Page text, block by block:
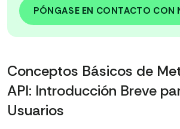
Una de esas es la API de Redes
Data365. Ofrecemos:
Recuperación de datos a alta
un 99.9 % de tiempo de
Documentación claray
estables y en tiempo real desde
PÓNGASE EN CONTACTO CON
Conceptos Básicos de
API: Introducción Breve
Usuarios